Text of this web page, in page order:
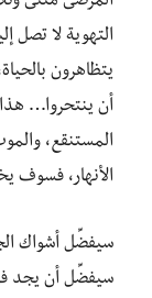
التهوية لا تصل
يتظاهرون
أن ينتحروا…
المستنقع،
الأنهار، فسوف
سيفضِّل أشواك
سيفضِّل أن يجد